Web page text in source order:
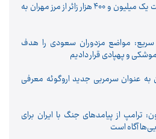
بازگشت یک میلیون و ۴۰۰ هزار زائر از مرز مهران به
مواضع مزدوران سعودی را هدف
و پهپادی قرار دادیم
به عنوان سرمربی جدید اروگوئه معرفی
ترامپ از پیامدهای جنگ با ایران برای
آگاه است